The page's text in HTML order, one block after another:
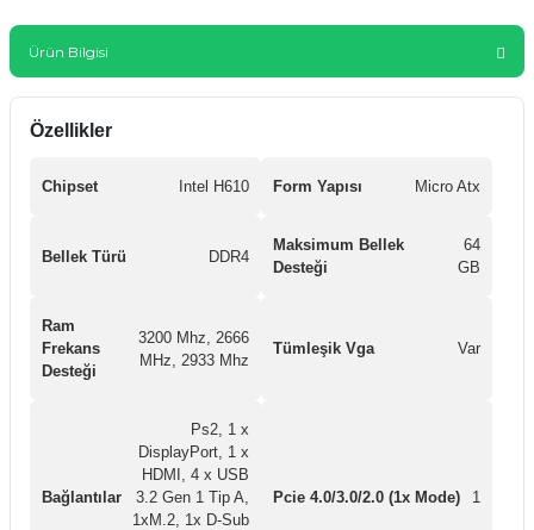
Ürün Bilgisi
Özellikler
Chipset Intel H610 Form Yapısı Micro Atx
Bellek Türü DDR4
Maksimum Bellek
Desteği
64
GB
Ram
Frekans
Desteği
3200 Mhz, 2666
MHz, 2933 Mhz
Tümleşik Vga Var
Bağlantılar
Ps2, 1 x
DisplayPort, 1 x
HDMI, 4 x USB
3.2 Gen 1 Tip A,
1xM.2, 1x D-Sub
Pcie 4.0/3.0/2.0 (1x Mode) 1